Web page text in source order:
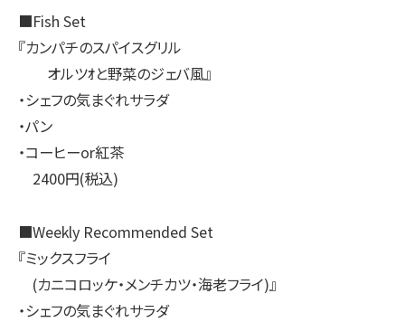
■Fish Set
『カンパチのスパイスグリル
オルツｵと野菜のジェバ風』
・シェフの気まぐれサラダ
・パン
・コーヒーor紅茶
2400円(税込)
■Weekly Recommended Set
『ミックスフライ
(カニコロッケ・メンチカツ・海老フライ)』
・シェフの気まぐれサラダ